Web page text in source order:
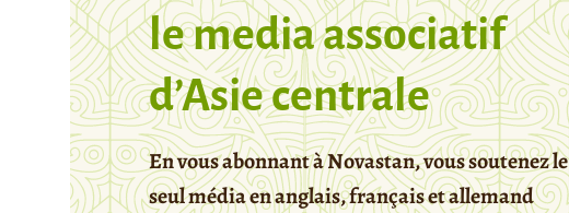
le media associatif
d’Asie centrale
En vous abonnant à Novastan, vous soutenez le
seul média en anglais, français et allemand